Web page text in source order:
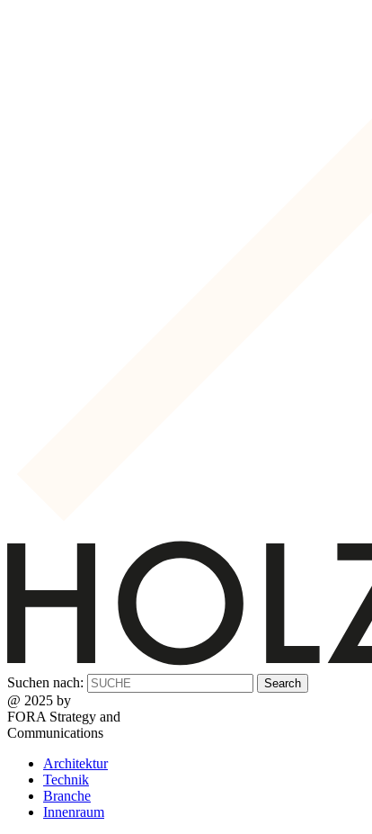
Suchen nach:
@ 2025 by
FORA Strategy and
Communications
Architektur
Technik
Branche
Innenraum